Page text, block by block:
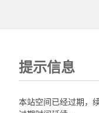
提示信息
本站空间已经过期，